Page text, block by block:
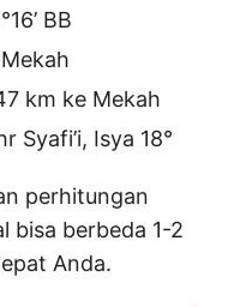
BB
km ke Mekah
Syafi’i, Isya 18°
perhitungan
bisa berbeda 1-2
Anda.